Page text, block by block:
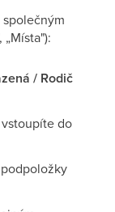
„Místa"):
/ Rodič
do